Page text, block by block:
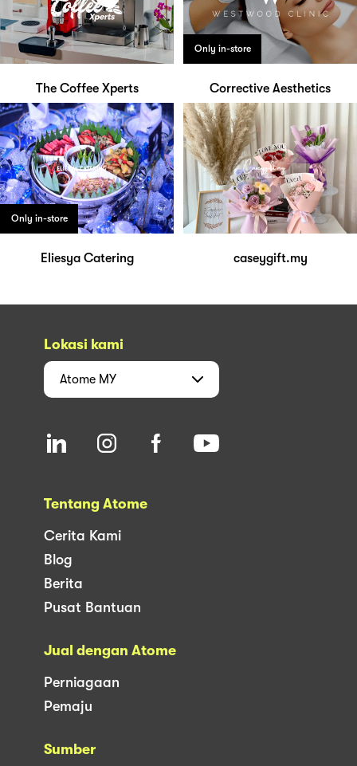
The Coffee Xperts
Only in-store
Corrective Aesthetics
Only in-store
Eliesya Catering caseygift.my
Lokasi kami
Atome MY
Tentang Atome
Cerita Kami
Blog
Berita
Pusat Bantuan
Jual dengan Atome
Perniagaan
Pemaju
Sumber